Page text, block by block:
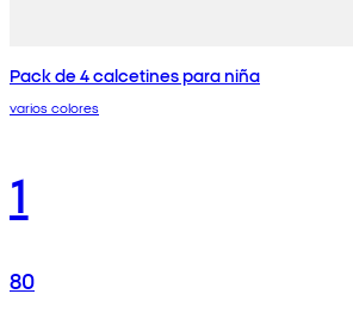
Pack de 4 calcetines para niña
varios colores
1
80